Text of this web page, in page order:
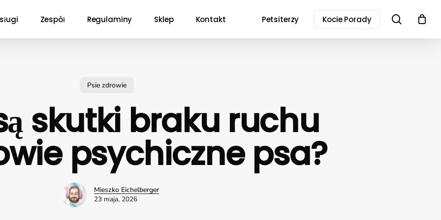
Zespół Regulaminy Sklep Kontakt Petsiterzy Kocie Porady search
Psie zdrowie
skutki braku ruchu
psychiczne psa?
Mieszko Eichelberger
23 maja, 2026